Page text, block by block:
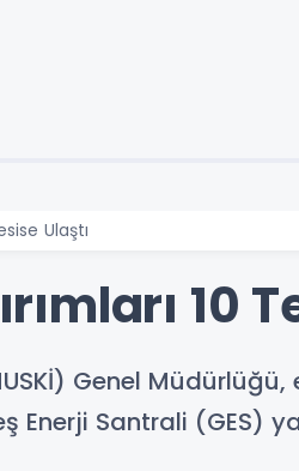
Ulaştı
10
Genel
Santrali (GES)